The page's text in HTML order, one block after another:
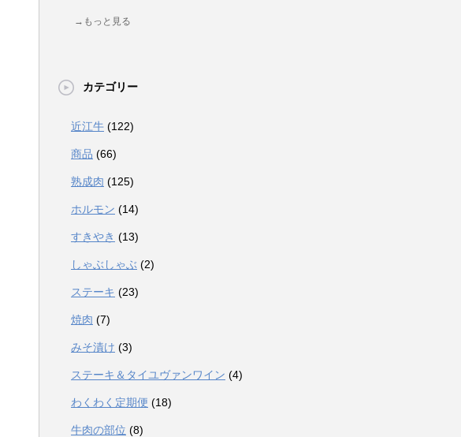
→もっと見る
カテゴリー
近江牛 (122)
商品 (66)
熟成肉 (125)
ホルモン (14)
すきやき (13)
しゃぶしゃぶ (2)
ステーキ (23)
焼肉 (7)
みそ漬け (3)
ステーキ＆タイユヴァンワイン (4)
わくわく定期便 (18)
牛肉の部位 (8)